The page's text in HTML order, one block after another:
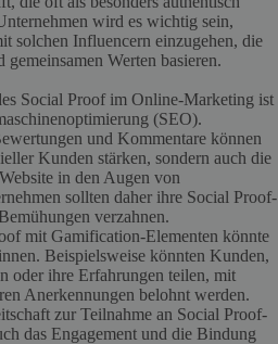
wird es wichtig sein,
solchen Influencern einzugehen, die
Werten basieren.
Social Proof im Online-Marketing ist
(SEO).
und Kommentare können
Kunden stärken, sondern auch die
in den Augen von
sollten daher ihre Social Proof-
verzahnen.
mit Gamification-Elementen könnte
Beispielsweise könnten Kunden,
oder ihre Erfahrungen teilen, mit
Anerkennungen belohnt werden.
zur Teilnahme an Social Proof-
das Engagement und die Bindung